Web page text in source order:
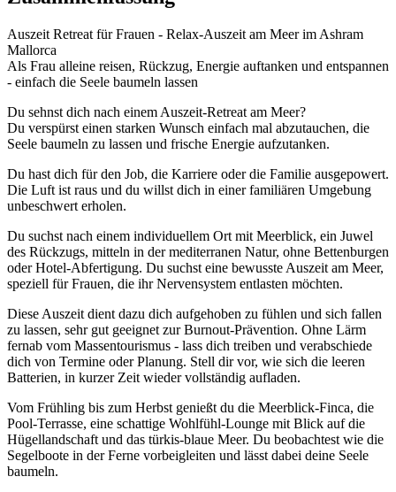
Auszeit Retreat für Frauen - Relax-Auszeit am Meer im Ashram
Mallorca
Als Frau alleine reisen, Rückzug, Energie auftanken und entspannen
- einfach die Seele baumeln lassen
Du sehnst dich nach einem Auszeit-Retreat am Meer?
Du verspürst einen starken Wunsch einfach mal abzutauchen, die
Seele baumeln zu lassen und frische Energie aufzutanken.
Du hast dich für den Job, die Karriere oder die Familie ausgepowert.
Die Luft ist raus und du willst dich in einer familiären Umgebung
unbeschwert erholen.
Du suchst nach einem individuellem Ort mit Meerblick, ein Juwel
des Rückzugs, mitteln in der mediterranen Natur, ohne Bettenburgen
oder Hotel-Abfertigung. Du suchst eine bewusste Auszeit am Meer,
speziell für Frauen, die ihr Nervensystem entlasten möchten.
Diese Auszeit dient dazu dich aufgehoben zu fühlen und sich fallen
zu lassen, sehr gut geeignet zur Burnout-Prävention. Ohne Lärm
fernab vom Massentourismus - lass dich treiben und verabschiede
dich von Termine oder Planung. Stell dir vor, wie sich die leeren
Batterien, in kurzer Zeit wieder vollständig aufladen.
Vom Frühling bis zum Herbst genießt du die Meerblick-Finca, die
Pool-Terrasse, eine schattige Wohlfühl-Lounge mit Blick auf die
Hügellandschaft und das türkis-blaue Meer. Du beobachtest wie die
Segelboote in der Ferne vorbeigleiten und lässt dabei deine Seele
baumeln.